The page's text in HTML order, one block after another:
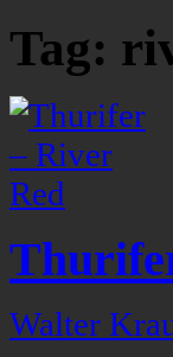
Tag:
Walter